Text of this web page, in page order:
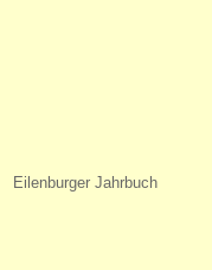
Eilenburger Jahrbuch